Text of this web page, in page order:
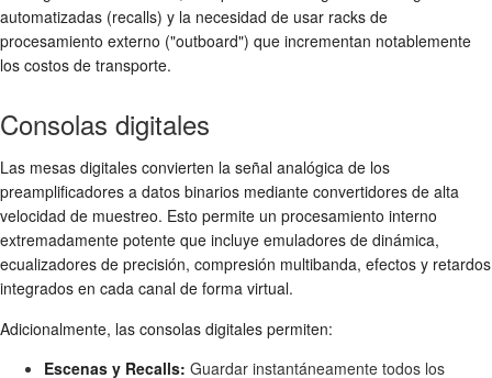
automatizadas (recalls) y la necesidad de usar racks de
procesamiento externo ("outboard") que incrementan notablemente
los costos de transporte.
Consolas digitales
Las mesas digitales convierten la señal analógica de los
preamplificadores a datos binarios mediante convertidores de alta
velocidad de muestreo. Esto permite un procesamiento interno
extremadamente potente que incluye emuladores de dinámica,
ecualizadores de precisión, compresión multibanda, efectos y retardos
integrados en cada canal de forma virtual.
Adicionalmente, las consolas digitales permiten:
Escenas y Recalls: Guardar instantáneamente todos los